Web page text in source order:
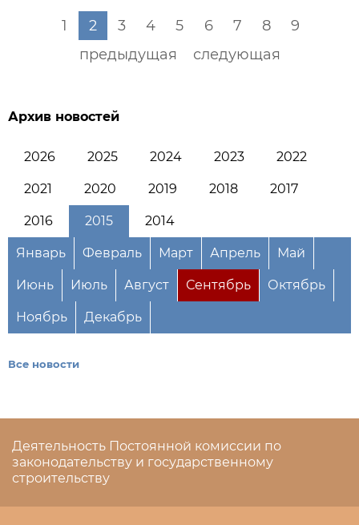
предыдущая
1 2 3 4 5 6 7 8
9
следующая
Архив новостей
2026 2025 2024 2023 2022
2021 2020 2019 2018 2017
2016 2015 2014
Январь Февраль Март Апрель Май
Июнь Июль Август Сентябрь Октябрь
Ноябрь Декабрь
Все новости
Деятельность Постоянной комиссии по
законодательству и государственному
строительству